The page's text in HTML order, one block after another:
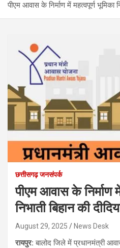
पीएम आवास के निर्माण में महत्वपूर्ण भूमिका
छत्तीसगढ़ जनसंपर्क
पीएम आवास के निर्माण
निभाती बिहान की
August 29, 2025 News Desk
रायपुर:बालोद जिले में प्रधानमंत्री